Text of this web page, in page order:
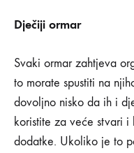
Dječiji ormar
Svaki ormar zahtjeva
to morate spustiti na
dovoljno nisko da ih i
koristite za veće stvari
dodatke. Ukoliko je to